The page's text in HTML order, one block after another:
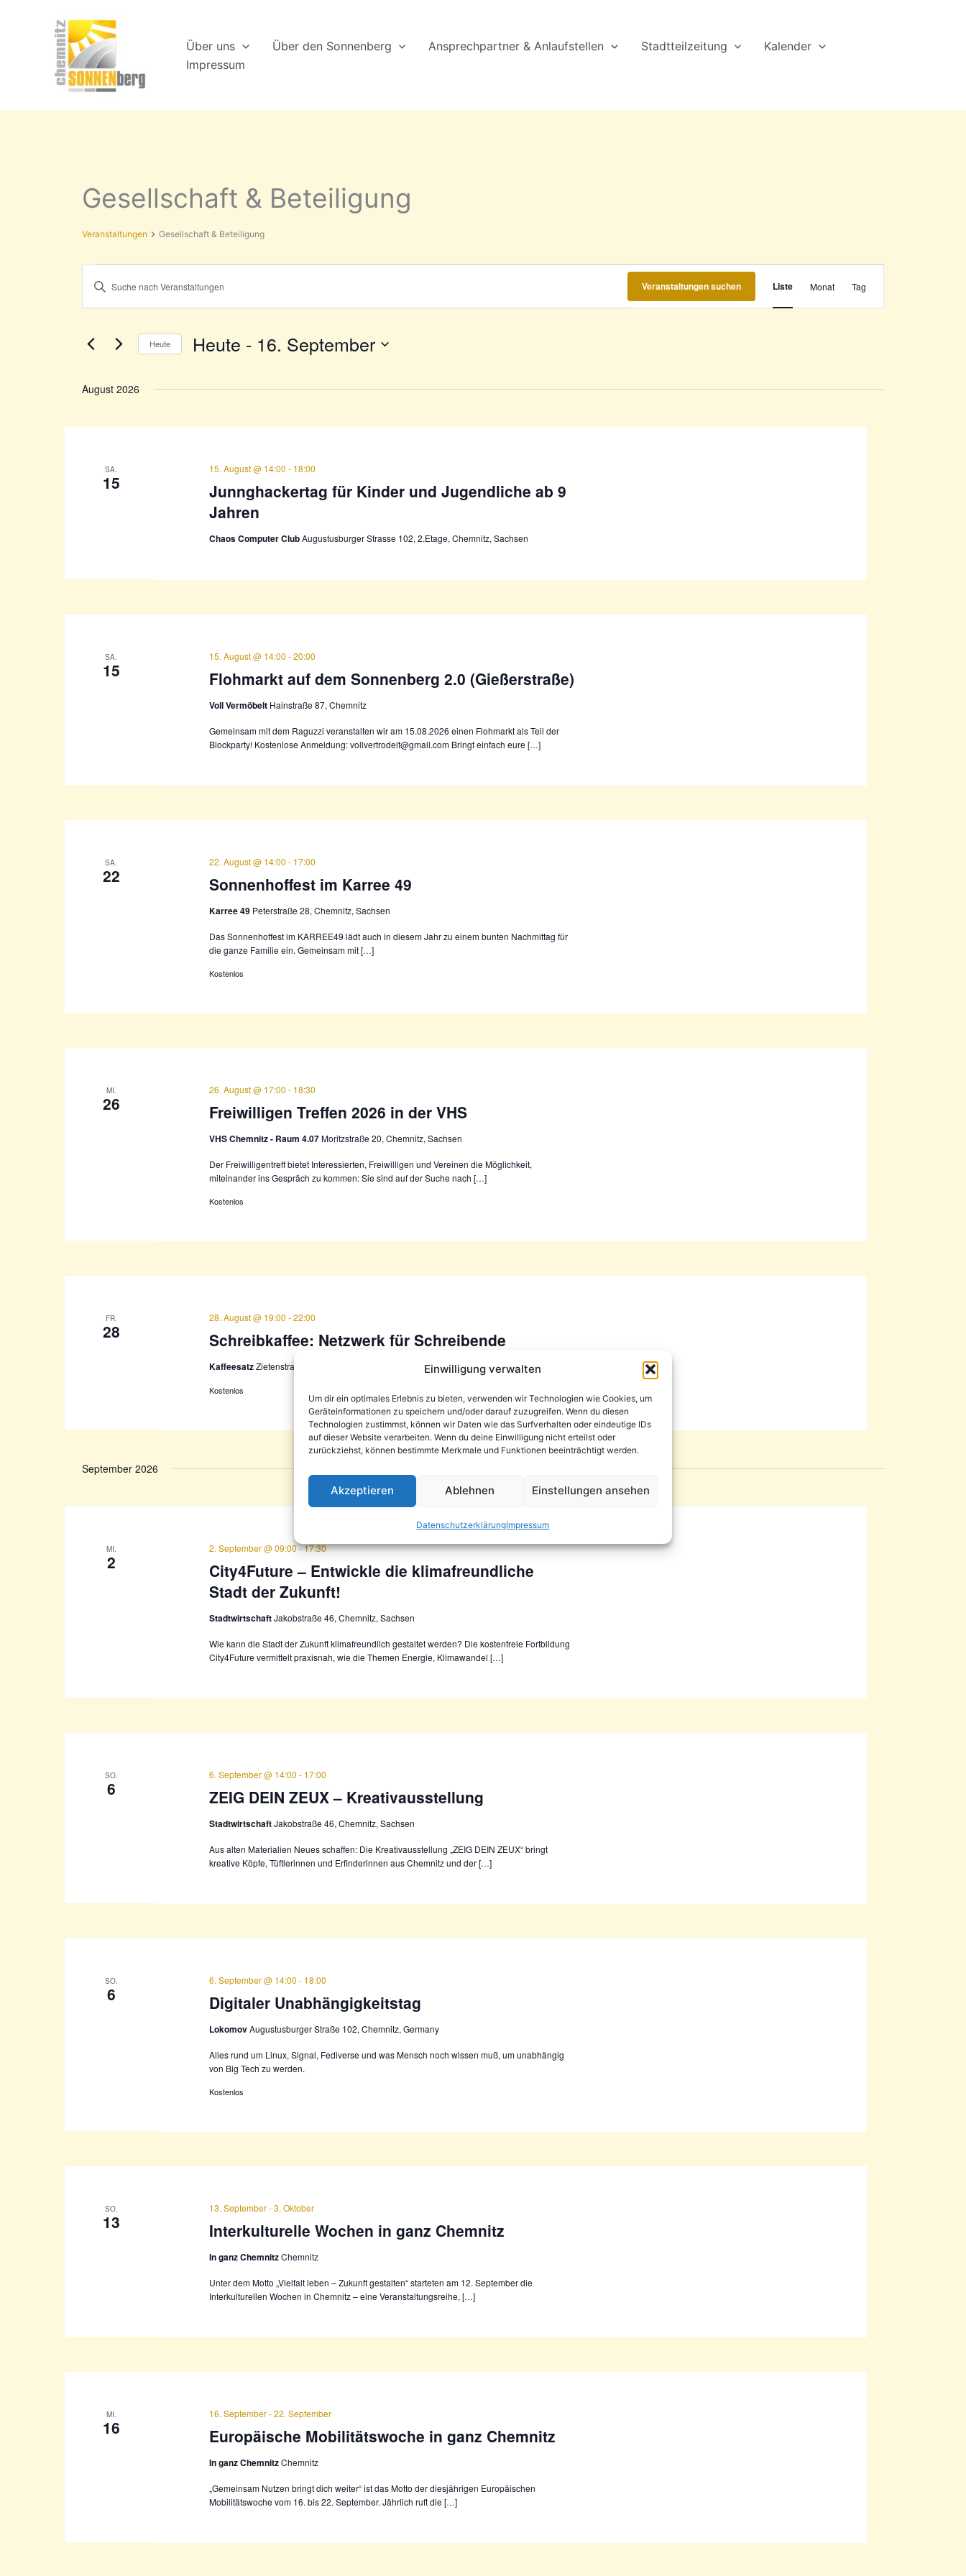
Einwilligung verwalten
Um dir ein optimales Erlebnis zu bieten, verwenden wir Technologien wie Cookies, um
Geräteinformationen zu speichern und/oder darauf zuzugreifen. Wenn du diesen
Technologien zustimmst, können wir Daten wie das Surfverhalten oder eindeutige IDs
auf dieser Website verarbeiten. Wenn du deine Einwilligung nicht erteilst oder
zurückziehst, können bestimmte Merkmale und Funktionen beeinträchtigt werden.
Akzeptieren Ablehnen Einstellungen ansehen
DatenschutzerklärungImpressum
Über uns Über den Sonnenberg Ansprechpartner & Anlaufstellen Stadtteilzeitung
Kalender
Impressum
Gesellschaft & Beteiligung
Veranstaltungen Gesellschaft & Beteiligung
Suche
und
Navigation
Bitte
Schlüsselwort
eingeben.
nach
Veranstaltungen
Veranstaltungen suchen
Ansichten-
Navigation
Liste Monat Tag
Heute Heute - 16. September
August 2026
SA.
15
Junnghackertag für Kinder und Jugendliche ab 9
Jahren
15. August @ 14:00 - 18:00
Chaos Computer ClubAugustusburger Strasse 102, 2.Etage, Chemnitz, Sachsen
SA.
15 Flohmarkt auf dem Sonnenberg 2.0 (Gießerstraße)
15. August @ 14:00 -20:00
Voll Vermöbelt Hainstraße 87, Chemnitz
Gemeinsam mit dem Raguzzi veranstalten wir am 15.08.2026 einen Flohmarkt als Teil der
Blockparty! Kostenlose Anmeldung: vollvertrodelt@gmail.com Bringt einfach eure […]
SA.
22 Sonnenhoffest im Karree 49
22. August @ 14:00 - 17:00
Karree 49 Peterstraße 28, Chemnitz, Sachsen
Das Sonnenhoffest im KARREE49 lädt auch in diesem Jahr zu einem bunten Nachmittag für
die ganze Familie ein. Gemeinsam mit […]
Kostenlos
MI.
26 Freiwilligen Treffen 2026 in der VHS
26. August @ 17:00 - 18:30
VHS Chemnitz - Raum 4.07Moritzstraße 20, Chemnitz, Sachsen
Der Freiwilligentreff bietet Interessierten, Freiwilligen und Vereinen die Möglichkeit,
miteinander ins Gespräch zu kommen: Sie sind auf der Suche nach […]
Kostenlos
FR.
28 Schreibkaffee: Netzwerk für Schreibende
28. August @ 19:00 -22:00
KaffeesatzZietenstraße 40, Chemnitz, Sachsen
Kostenlos
September 2026
MI.
2
City4Future – Entwickle die klimafreundliche
Stadt der Zukunft!
2. September @ 09:00-17:30
StadtwirtschaftJakobstraße 46, Chemnitz, Sachsen
Wie kann die Stadt der Zukunft klimafreundlich gestaltet werden? Die kostenfreie Fortbildung
City4Future vermittelt praxisnah, wie die Themen Energie, Klimawandel […]
SO.
6 ZEIG DEIN ZEUX – Kreativausstellung
6. September @ 14:00 - 17:00
StadtwirtschaftJakobstraße 46, Chemnitz, Sachsen
Aus alten Materialien Neues schaffen: Die Kreativausstellung „ZEIG DEIN ZEUX“ bringt
kreative Köpfe, Tüftlerinnen und Erfinderinnen aus Chemnitz und der […]
SO.
6 Digitaler Unabhängigkeitstag
6. September @ 14:00 - 18:00
LokomovAugustusburger Straße 102, Chemnitz, Germany
Alles rund um Linux, Signal, Fediverse und was Mensch noch wissen muß, um unabhängig
von Big Tech zu werden.
Kostenlos
SO.
13 Interkulturelle Wochen in ganz Chemnitz
13. September-3. Oktober
In ganz ChemnitzChemnitz
Unter dem Motto „Vielfalt leben – Zukunft gestalten“ starteten am 12. September die
Interkulturellen Wochen in Chemnitz – eine Veranstaltungsreihe, […]
MI.
16 Europäische Mobilitätswoche in ganz Chemnitz
16. September-22. September
In ganz ChemnitzChemnitz
„Gemeinsam Nutzen bringt dich weiter“ ist das Motto der diesjährigen Europäischen
Mobilitätswoche vom 16. bis 22. September. Jährlich ruft die […]